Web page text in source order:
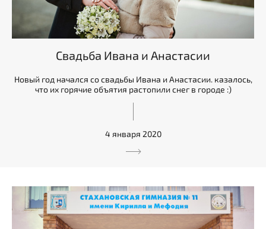
Свадьба Ивана и Анастасии
Новый год начался со свадьбы Ивана и Анастасии. казалось,
что их горячие объятия растопили снег в городе :)
4 января 2020